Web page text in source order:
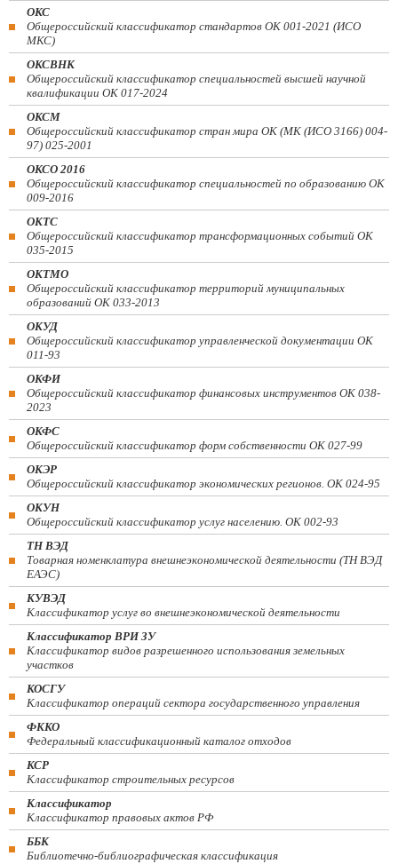
ОКС
Общероссийский классификатор стандартов ОК 001-2021 (ИСО
МКС)
ОКСВНК
Общероссийский классификатор специальностей высшей научной
квалификации ОК 017-2024
ОКСМ
Общероссийский классификатор стран мира ОК (МК (ИСО 3166) 004-
97) 025-2001
ОКСО 2016
Общероссийский классификатор специальностей по образованию ОК
009-2016
ОКТС
Общероссийский классификатор трансформационных событий ОК
035-2015
ОКТМО
Общероссийский классификатор территорий муниципальных
образований ОК 033-2013
ОКУД
Общероссийский классификатор управленческой документации ОК
011-93
ОКФИ
Общероссийский классификатор финансовых инструментов OK 038-
2023
ОКФС
Общероссийский классификатор форм собственности ОК 027-99
ОКЭР
Общероссийский классификатор экономических регионов. ОК 024-95
ОКУН
Общероссийский классификатор услуг населению. ОК 002-93
ТН ВЭД
Товарная номенклатура внешнеэкономической деятельности (ТН ВЭД
ЕАЭС)
КУВЭД
Классификатор услуг во внешнеэкономической деятельности
Классификатор ВРИ ЗУ
Классификатор видов разрешенного использования земельных
участков
КОСГУ
Классификатор операций сектора государственного управления
ФККО
Федеральный классификационный каталог отходов
КСР
Классификатор строительных ресурсов
Классификатор
Классификатор правовых актов РФ
ББК
Библиотечно-библиографическая классификация